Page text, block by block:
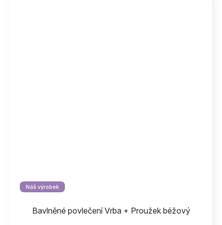
Náš výrobek
Bavlněné povlečení Vrba + Proužek béžový